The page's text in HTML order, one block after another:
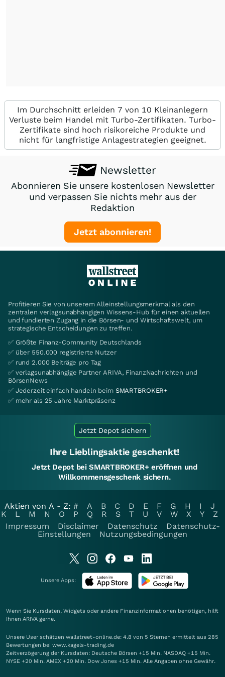
Im Durchschnitt erleiden 7 von 10 Kleinanlegern
Verluste beim Handel mit Turbo-Zertifikaten. Turbo-
Zertifikate sind hoch risikoreiche Produkte und
nicht für langfristige Anlagestrategien geeignet.
Newsletter
Abonnieren Sie unsere kostenlosen Newsletter
und verpassen Sie nichts mehr aus der
Redaktion
Jetzt abonnieren!
Profitieren Sie von unserem Alleinstellungsmerkmal als den
zentralen verlagsunabhängigen Wissens-Hub für einen aktuellen
und fundierten Zugang in die Börsen- und Wirtschaftswelt, um
strategische Entscheidungen zu treffen.
✅ Größte Finanz-Community Deutschlands
✅ über 550.000 registrierte Nutzer
✅ rund 2.000 Beiträge pro Tag
✅ verlagsunabhängige Partner ARIVA, FinanzNachrichten und
BörsenNews
✅ Jederzeit einfach handeln beim SMARTBROKER+
✅ mehr als 25 Jahre Marktpräsenz
Jetzt Depot sichern
Ihre Lieblingsaktie geschenkt!
Jetzt Depot bei SMARTBROKER+ eröffnen und
Willkommensgeschenk sichern.
Aktien von A - Z: # A B C D E F G H I
J
K
L M N O P Q R S T U V W X Y
Z
Impressum
Disclaimer Datenschutz
Datenschutz-
Einstellungen
Nutzungsbedingungen
Unsere Apps:
Wenn Sie Kursdaten, Widgets oder andere Finanzinformationen benötigen, hilft
Ihnen ARIVA gerne.
Unsere User schätzen wallstreet-online.de: 4.8 von 5 Sternen ermittelt aus 285
Bewertungen bei www.kagels-trading.de
Zeitverzögerung der Kursdaten: Deutsche Börsen +15 Min. NASDAQ +15 Min.
NYSE +20 Min. AMEX +20 Min. Dow Jones +15 Min. Alle Angaben ohne Gewähr.